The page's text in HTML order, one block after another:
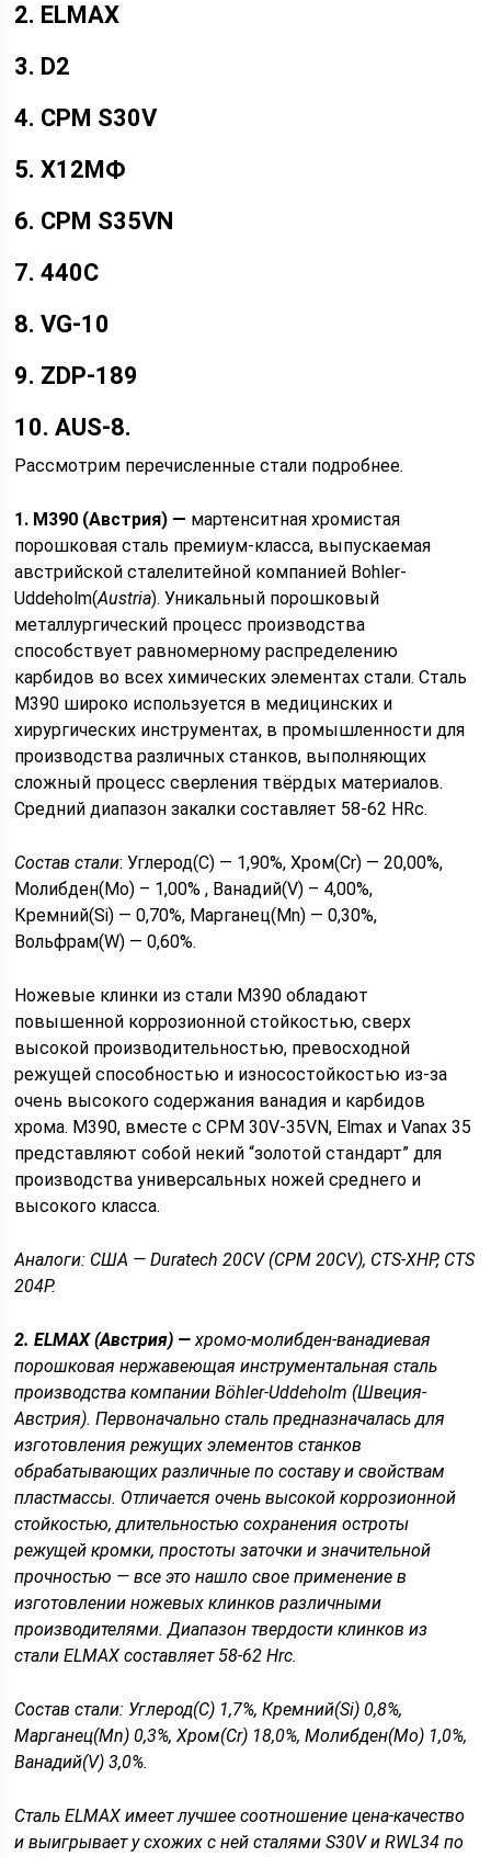
2. ELMAX
3. D2
4. CPM S30V
5. Х12МФ
6. CPM S35VN
7. 440C
8. VG-10
9. ZDP-189
10. AUS-8.
Рассмотрим перечисленные стали подробнее.
1. M390 (Австрия) — мартенситная хромистая
порошковая сталь премиум-класса, выпускаемая
австрийской сталелитейной компанией Bohler-
Uddeholm(Austria). Уникальный порошковый
металлургический процесс производства
способствует равномерному распределению
карбидов во всех химических элементах стали. Сталь
M390 широко используется в медицинских и
хирургических инструментах, в промышленности для
производства различных станков, выполняющих
сложный процесс сверления твёрдых материалов.
Средний диапазон закалки составляет 58-62 HRс.
Состав стали: Углерод(C) — 1,90%, Хром(Cr) — 20,00%,
Молибден(Мо) – 1,00% , Ванадий(V) – 4,00%,
Кремний(Si) — 0,70%, Марганец(Mn) — 0,30%,
Вольфрам(W) — 0,60%.
Ножевые клинки из стали M390 обладают
повышенной коррозионной стойкостью, сверх
высокой производительностью, превосходной
режущей способностью и износостойкостью из-за
очень высокого содержания ванадия и карбидов
хрома. M390, вместе с CPM 30V-35VN, Elmax и Vanax 35
представляют собой некий “золотой стандарт” для
производства универсальных ножей среднего и
высокого класса.
Аналоги: США — Duratech 20CV (CPM 20CV), CTS-XHP, CTS
204P.
2. ELMAX (Австрия) —хромо-молибден-ванадиевая
порошковая нержавеющая инструментальная сталь
производства компании Böhler-Uddeholm (Швеция-
Австрия). Первоначально сталь предназначалась для
изготовления режущих элементов станков
обрабатывающих различные по составу и свойствам
пластмассы. Отличается очень высокой коррозионной
стойкостью, длительностью сохранения остроты
режущей кромки, простоты заточки и значительной
прочностью — все это нашло свое применение в
изготовлении ножевых клинков различными
производителями. Диапазон твердости клинков из
стали ELMAX составляет 58-62 Hrc.
Состав стали: Углерод(C) 1,7%, Кремний(Si) 0,8%,
Марганец(Mn) 0,3%, Хром(Cr) 18,0%, Молибден(Mo) 1,0%,
Ванадий(V) 3,0%.
Сталь ELMAX имеет лучшее соотношение цена-качество
и выигрывает у схожих с ней сталями S30V и RWL34 по